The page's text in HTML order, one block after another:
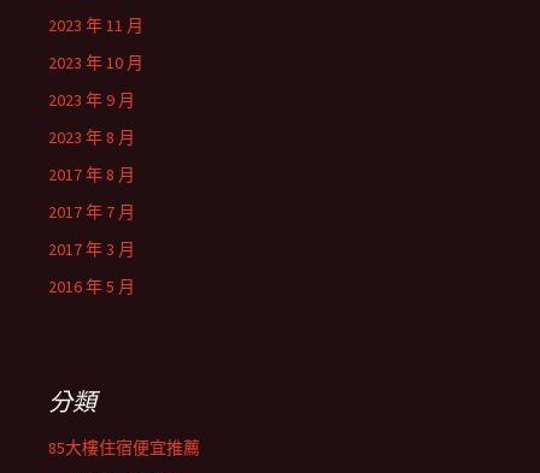
2023 年 11 月
2023 年 10 月
2023 年 9 月
2023 年 8 月
2017 年 8 月
2017 年 7 月
2017 年 3 月
2016 年 5 月
分類
85大樓住宿便宜推薦